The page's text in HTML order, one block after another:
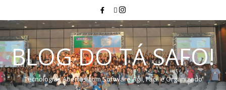
BLOG DO TÁ SAFO!
Tecnologias Abertas com Software Ágil, Fácil e Organizado